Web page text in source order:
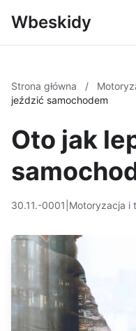
Wbeskidy
Strona główna /
jeździć samochodem
Oto jak
30.11.-0001 Motoryzacja i